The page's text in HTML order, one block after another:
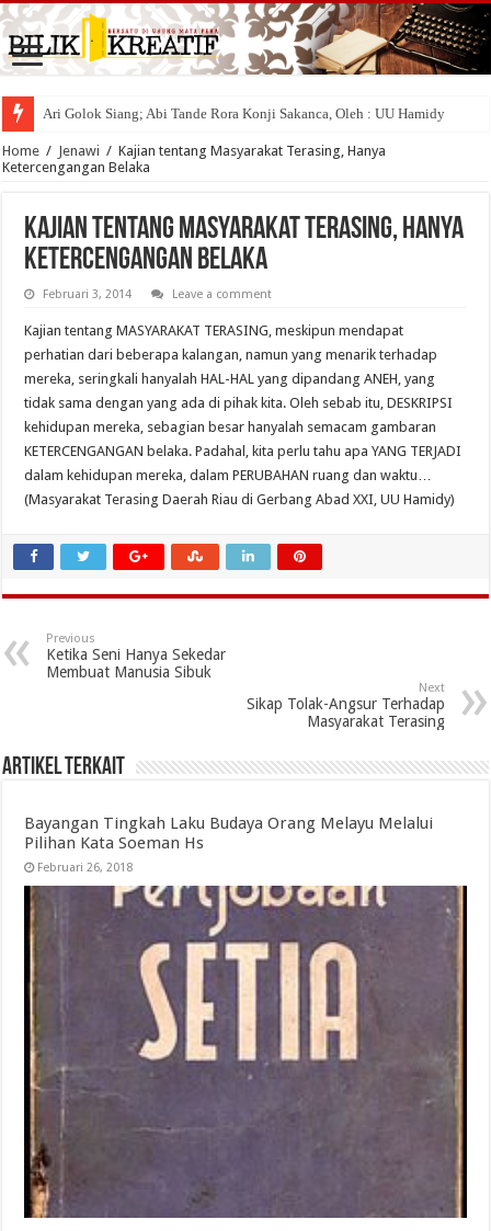
Ari Golok Siang; Abi Tande Rora Konji Sakanca, Oleh : UU Hamidy
Home / Jenawi / Kajian tentang Masyarakat Terasing, Hanya
Ketercengangan Belaka
Kajian tentang Masyarakat Terasing, Hanya
Ketercengangan Belaka
Februari 3, 2014 Leave a comment
Kajian tentang MASYARAKAT TERASING, meskipun mendapat
perhatian dari beberapa kalangan, namun yang menarik terhadap
mereka, seringkali hanyalah HAL-HAL yang dipandang ANEH, yang
tidak sama dengan yang ada di pihak kita. Oleh sebab itu, DESKRIPSI
kehidupan mereka, sebagian besar hanyalah semacam gambaran
KETERCENGANGAN belaka. Padahal, kita perlu tahu apa YANG TERJADI
dalam kehidupan mereka, dalam PERUBAHAN ruang dan waktu…
(Masyarakat Terasing Daerah Riau di Gerbang Abad XXI, UU Hamidy)
Previous
Ketika Seni Hanya Sekedar
Membuat Manusia Sibuk
Next
Sikap Tolak-Angsur Terhadap
Masyarakat Terasing
Artikel Terkait
Bayangan Tingkah Laku Budaya Orang Melayu Melalui
Pilihan Kata Soeman Hs
Februari 26, 2018